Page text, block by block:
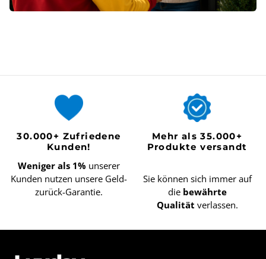
30.000+ Zufriedene
Kunden!
Weniger als 1% unserer
Kunden nutzen unsere Geld-
zurück-Garantie.
Mehr als 35.000+
Produkte versandt
Sie können sich immer auf
die bewährte
Qualität verlassen.